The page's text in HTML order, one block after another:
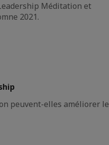
Méditation et
2021.
peuvent-elles améliorer le